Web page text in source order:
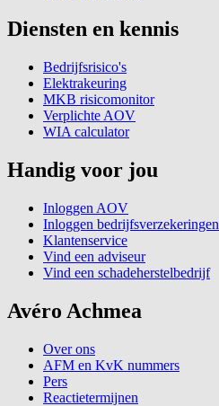
Diensten en kennis
Bedrijfsrisico's
Elektrakeuring
MKB risicomonitor
Verplichte AOV
WIA calculator
Handig voor jou
Inloggen AOV
Inloggen bedrijfsverzekeringen
Klantenservice
Vind een adviseur
Vind een schadeherstelbedrijf
Avéro Achmea
Over ons
AFM en KvK nummers
Pers
Reactietermijnen